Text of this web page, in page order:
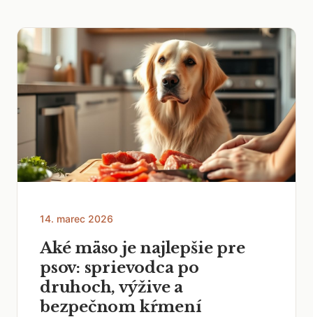
14. marec 2026
Aké mäso je najlepšie pre
psov: sprievodca po
druhoch, výžive a
bezpečnom kŕmení